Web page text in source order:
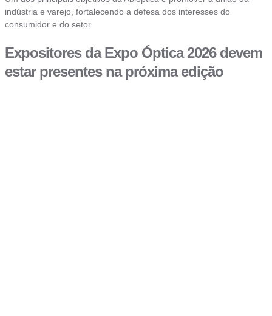
indústria e varejo, fortalecendo a defesa dos interesses do
consumidor e do setor.
Expositores da Expo Óptica 2026 devem
estar presentes na próxima edição